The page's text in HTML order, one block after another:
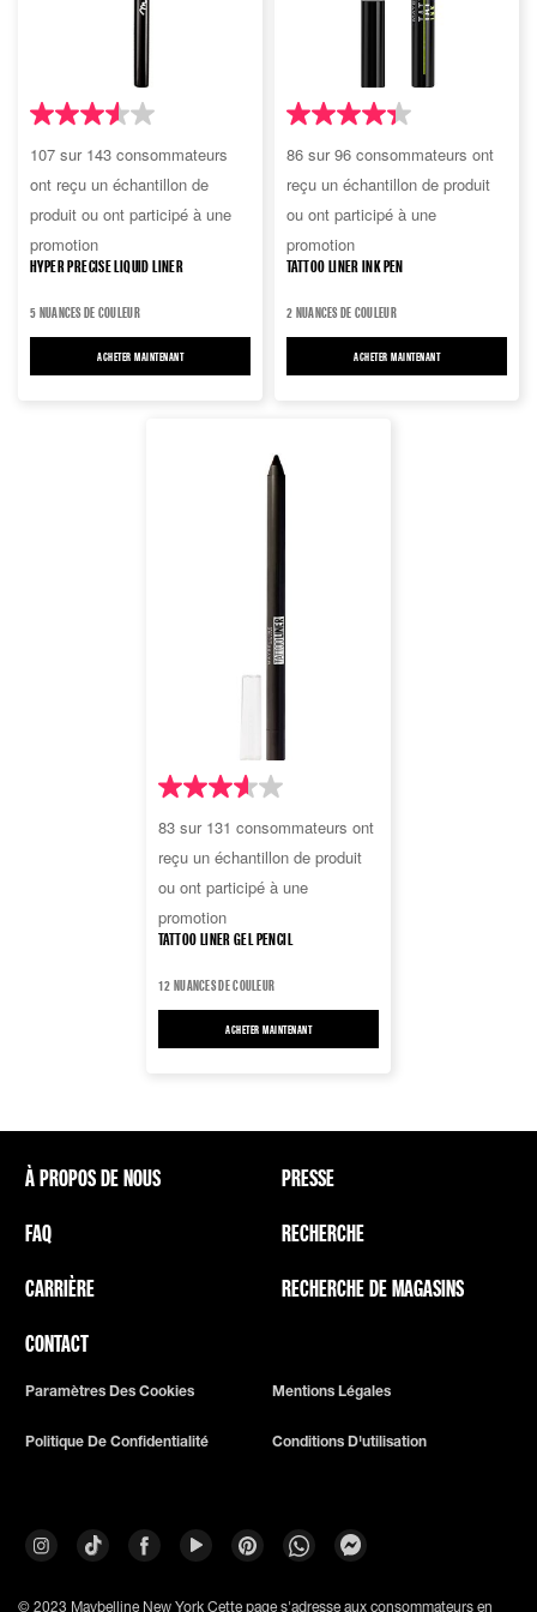
3.6
sur
5
étoiles.
143
avis
107 sur 143 consommateurs
ont reçu un échantillon de
produit ou ont participé à une
promotion
HYPER PRECISE LIQUID LINER
5 NUANCES DE COULEUR
ACHETER MAINTENANTHYPER PRECISE LIQUID LINER
4.3
sur
5
étoiles.
96
avis
86 sur 96 consommateurs ont
reçu un échantillon de produit
ou ont participé à une
promotion
TATTOO LINER INK PEN
2 NUANCES DE COULEUR
ACHETER MAINTENANTTATTOO LINER INK PEN
3.6
sur
5
étoiles.
131
avis
83 sur 131 consommateurs ont
reçu un échantillon de produit
ou ont participé à une
promotion
TATTOO LINER GEL PENCIL
12 NUANCES DE COULEUR
ACHETER MAINTENANTTATTOO LINER GEL PENCIL
À PROPOS DE NOUS
FAQ
CARRIÈRE
CONTACT
PRESSE
RECHERCHE
RECHERCHE DE MAGASINS
Paramètres Des Cookies Mentions Légales
Politique De Confidentialité Conditions D'utilisation
© 2023 Maybelline New York Cette page s'adresse aux consommateurs en